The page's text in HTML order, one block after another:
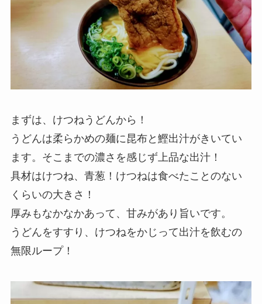
まずは、けつねうどんから！
うどんは柔らかめの麺に昆布と鰹出汁がきいてい
ます。そこまでの濃さを感じず上品な出汁！
具材はけつね、青葱！けつねは食べたことのない
くらいの大きさ！
厚みもなかなかあって、甘みがあり旨いです。
うどんをすすり、けつねをかじって出汁を飲むの
無限ループ！